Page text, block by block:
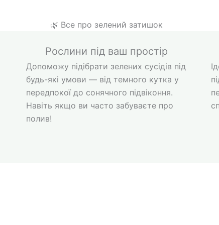
🌿 Все про зелений затишок
Рослини під ваш простір
Допоможу підібрати зелених сусідів під
будь-які умови — від темного кутка у
передпокої до сонячного підвіконня.
Навіть якщо ви часто забуваєте про
полив!